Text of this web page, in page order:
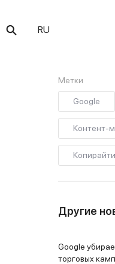
RU
Метки
Google
Контент-
Другие
Google
торговых